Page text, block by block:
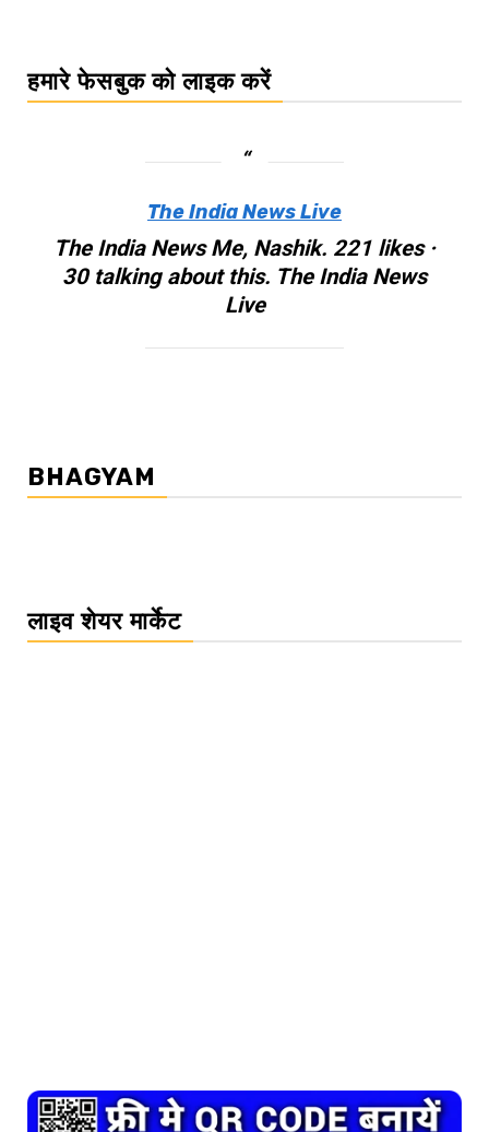
हमारे फेसबुक को लाइक करें
The India News Live
The India News Me, Nashik. 221 likes ·
30 talking about this. The India News
Live
BHAGYAM
लाइव शेयर मार्केट